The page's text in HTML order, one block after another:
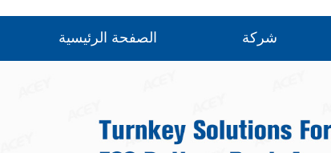
الصفحة الرئيسية شركة